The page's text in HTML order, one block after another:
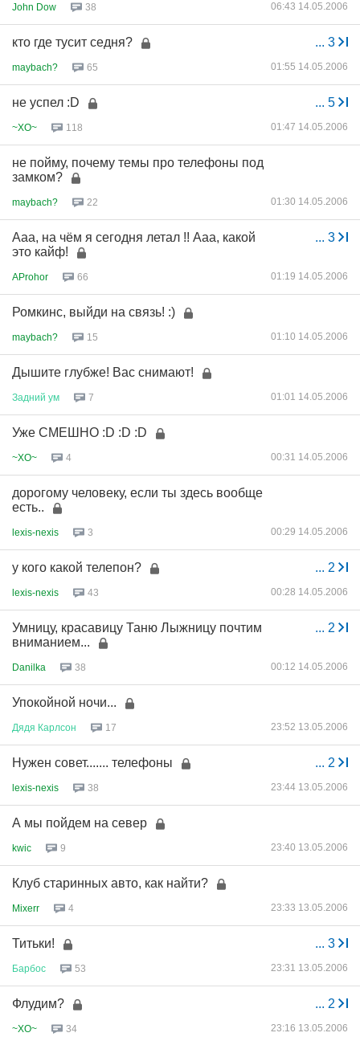
John Dow 38 06:43 14.05.2006
... 3
кто где тусит седня?
maybach? 65 01:55 14.05.2006
... 5
не успел :D
~XO~ 118 01:47 14.05.2006
не пойму, почему темы про телефоны под
замком?
maybach? 22 01:30 14.05.2006
... 3
Ааа, на чём я сегодня летал !! Ааа, какой
это кайф!
AProhor 66 01:19 14.05.2006
Ромкинс, выйди на связь! :)
maybach? 15 01:10 14.05.2006
Дышите глубже! Вас снимают!
Задний ум 7 01:01 14.05.2006
Уже СМЕШНО :D :D :D
~XO~ 4 00:31 14.05.2006
дорогому человеку, если ты здесь вообще
есть..
lexis-nexis 3 00:29 14.05.2006
... 2
у кого какой телепон?
lexis-nexis 43 00:28 14.05.2006
... 2
Умницу, красавицу Таню Лыжницу почтим
вниманием...
Danilka 38 00:12 14.05.2006
Упокойной ночи...
Дядя Карлсон 17 23:52 13.05.2006
... 2
Нужен совет....... телефоны
lexis-nexis 38 23:44 13.05.2006
А мы пойдем на север
kwic 9 23:40 13.05.2006
Клуб старинных авто, как найти?
Mixerr 4 23:33 13.05.2006
... 3
Титьки!
Барбос 53 23:31 13.05.2006
... 2
Флудим?
~XO~ 34 23:16 13.05.2006